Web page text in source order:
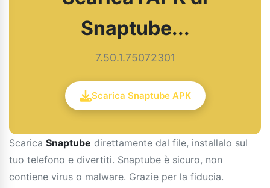
Snaptube...
7.50.1.75072301
Scarica Snaptube APK
Scarica Snaptube direttamente dal file, installalo sul
tuo telefono e divertiti. Snaptube è sicuro, non
contiene virus o malware. Grazie per la fiducia.